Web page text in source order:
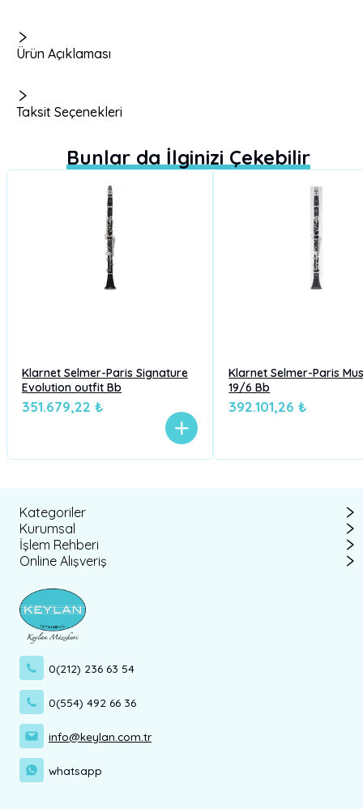
Ürün Açıklaması
Taksit Seçenekleri
Bunlar da İlginizi Çekebilir
Klarnet Selmer-Paris Signature
Evolution outfit Bb
351.679,22 ₺
Klarnet Selmer-Paris
19/6 Bb
392.101,26 ₺
Kategoriler
Kurumsal
İşlem Rehberi
Online Alışveriş
0(212) 236 63 54
0(554) 492 66 36
info@keylan.com.tr
whatsapp